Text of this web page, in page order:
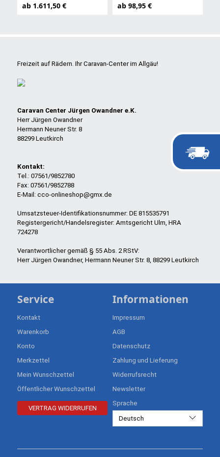
ab 1.611,50 €
ab 98,95 €
Freizeit auf Rädern. Ihr Caravan-Center im Allgäu!
Caravan Center Jürgen Owandner e.K.
Herr Jürgen Owandner
Hermann Neuner Str. 8
88299 Leutkirch
Kontakt:
Tel.: 07561/9852780
Fax: 07561/9852788
E-Mail: cco-onlineshop@gmx.de
Umsatzsteuer-Identifikationsnummer: DE 815535791
Registergericht/Handelsregister: Amtsgericht Ulm, HRA
724278
Verantwortlicher gemäß § 55 Abs. 2 RStV:
Herr Jürgen Owandner, Hermann Neuner Str. 8, 88299 Leutkirch
Service
Kontakt
Warenkorb
Konto
Merkzettel
Mein Wunschzettel
Öffentlicher Wunschzettel
VERTRAG WIDERRUFEN
Informationen
Impressum
AGB
Datenschutz
Zahlung und Lieferung
Widerrufsrecht
Newsletter
Sprache
Deutsch